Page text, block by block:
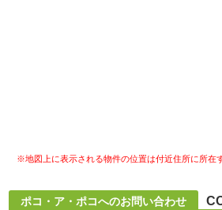
※地図上に表示される物件の位置は付近住所に所在
ポコ・ア・ポコへのお問い合わせ